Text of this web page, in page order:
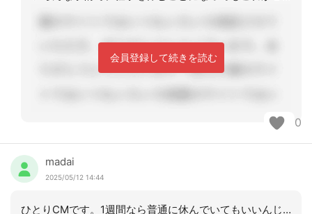
会員登録して続きを読む
0
madai
2025/05/12 14:44
ひとりCMです。1週間なら普通に休んでいてもいいんじゃないですか？コロナで出勤停